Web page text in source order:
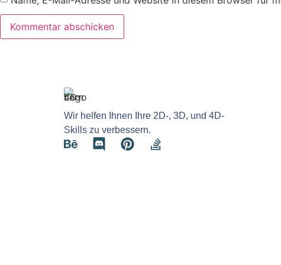
Wir helfen Ihnen Ihre 2D-, 3D, und 4D-
Skills zu verbessern.